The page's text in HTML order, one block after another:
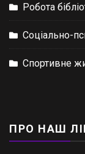
Робота
Соціально-
Спортивне
ПРО НАШ